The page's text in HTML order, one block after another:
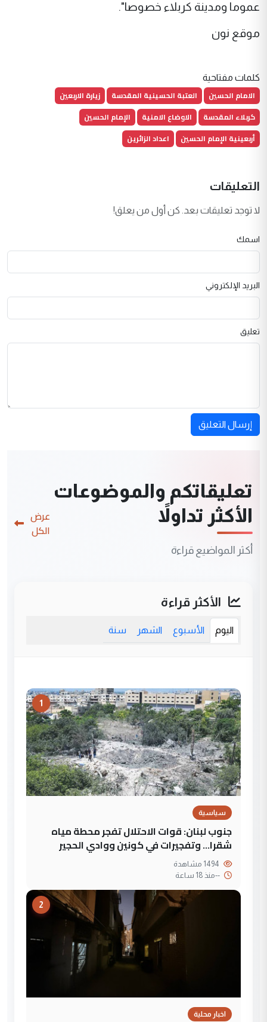
عموما ومدينة كربلاء خصوصا".
موقع نون
كلمات مفتاحية
الامام الحسين العتبة الحسينية المقدسة
زيارة الاربعين
كربلاء المقدسة
الاوضاع الامنية
الإمام الحسين
أربعينية الإمام الحسين
اعداد الزائرين
التعليقات
لا توجد تعليقات بعد. كن أول من يعلق!
اسمك
البريد الإلكتروني
تعليق
إرسال التعليق
تعليقاتكم والموضوعات
الأكثر تداولاً
أكثر المواضيع قراءة
عرض
الكل
الأكثر قراءة
اليوم الأسبوع الشهر سنة
1
سياسية
جنوب لبنان: قوات الاحتلال تفجر محطة مياه
شقرا… وتفجيرات في كونين ووادي الحجير
--منذ 18 ساعة
2
اخبار محلية